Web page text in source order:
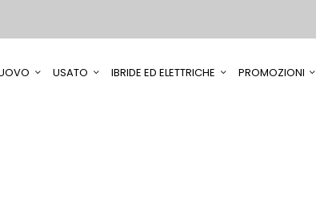
USATO IBRIDE ED ELETTRICHE PROMOZIONI